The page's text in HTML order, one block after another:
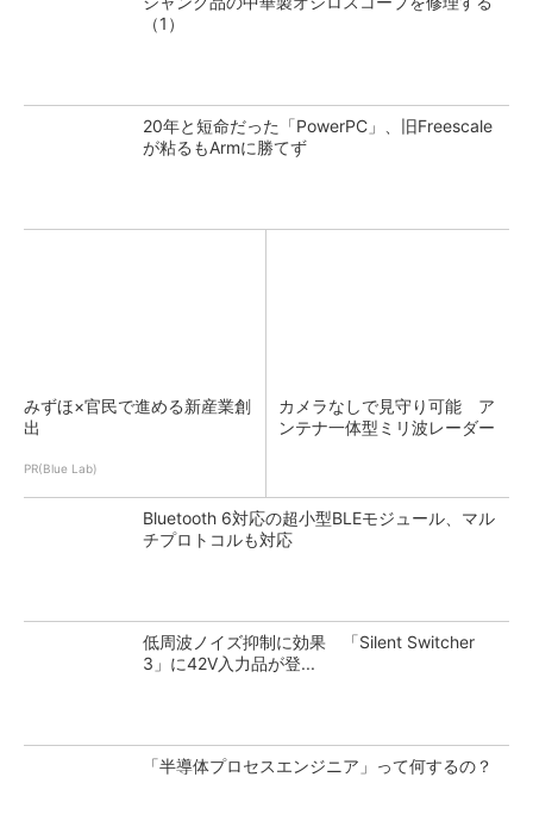
（1）
20年と短命だった「PowerPC」、旧Freescale
が粘るもArmに勝てず
みずほ×官民で進める新産業創
出
PR(Blue Lab)
カメラなしで見守り可能 ア
ンテナ一体型ミリ波レーダー
Bluetooth 6対応の超小型BLEモジュール、マル
チプロトコルも対応
低周波ノイズ抑制に効果 「Silent Switcher
3」に42V入力品が登...
「半導体プロセスエンジニア」って何するの？